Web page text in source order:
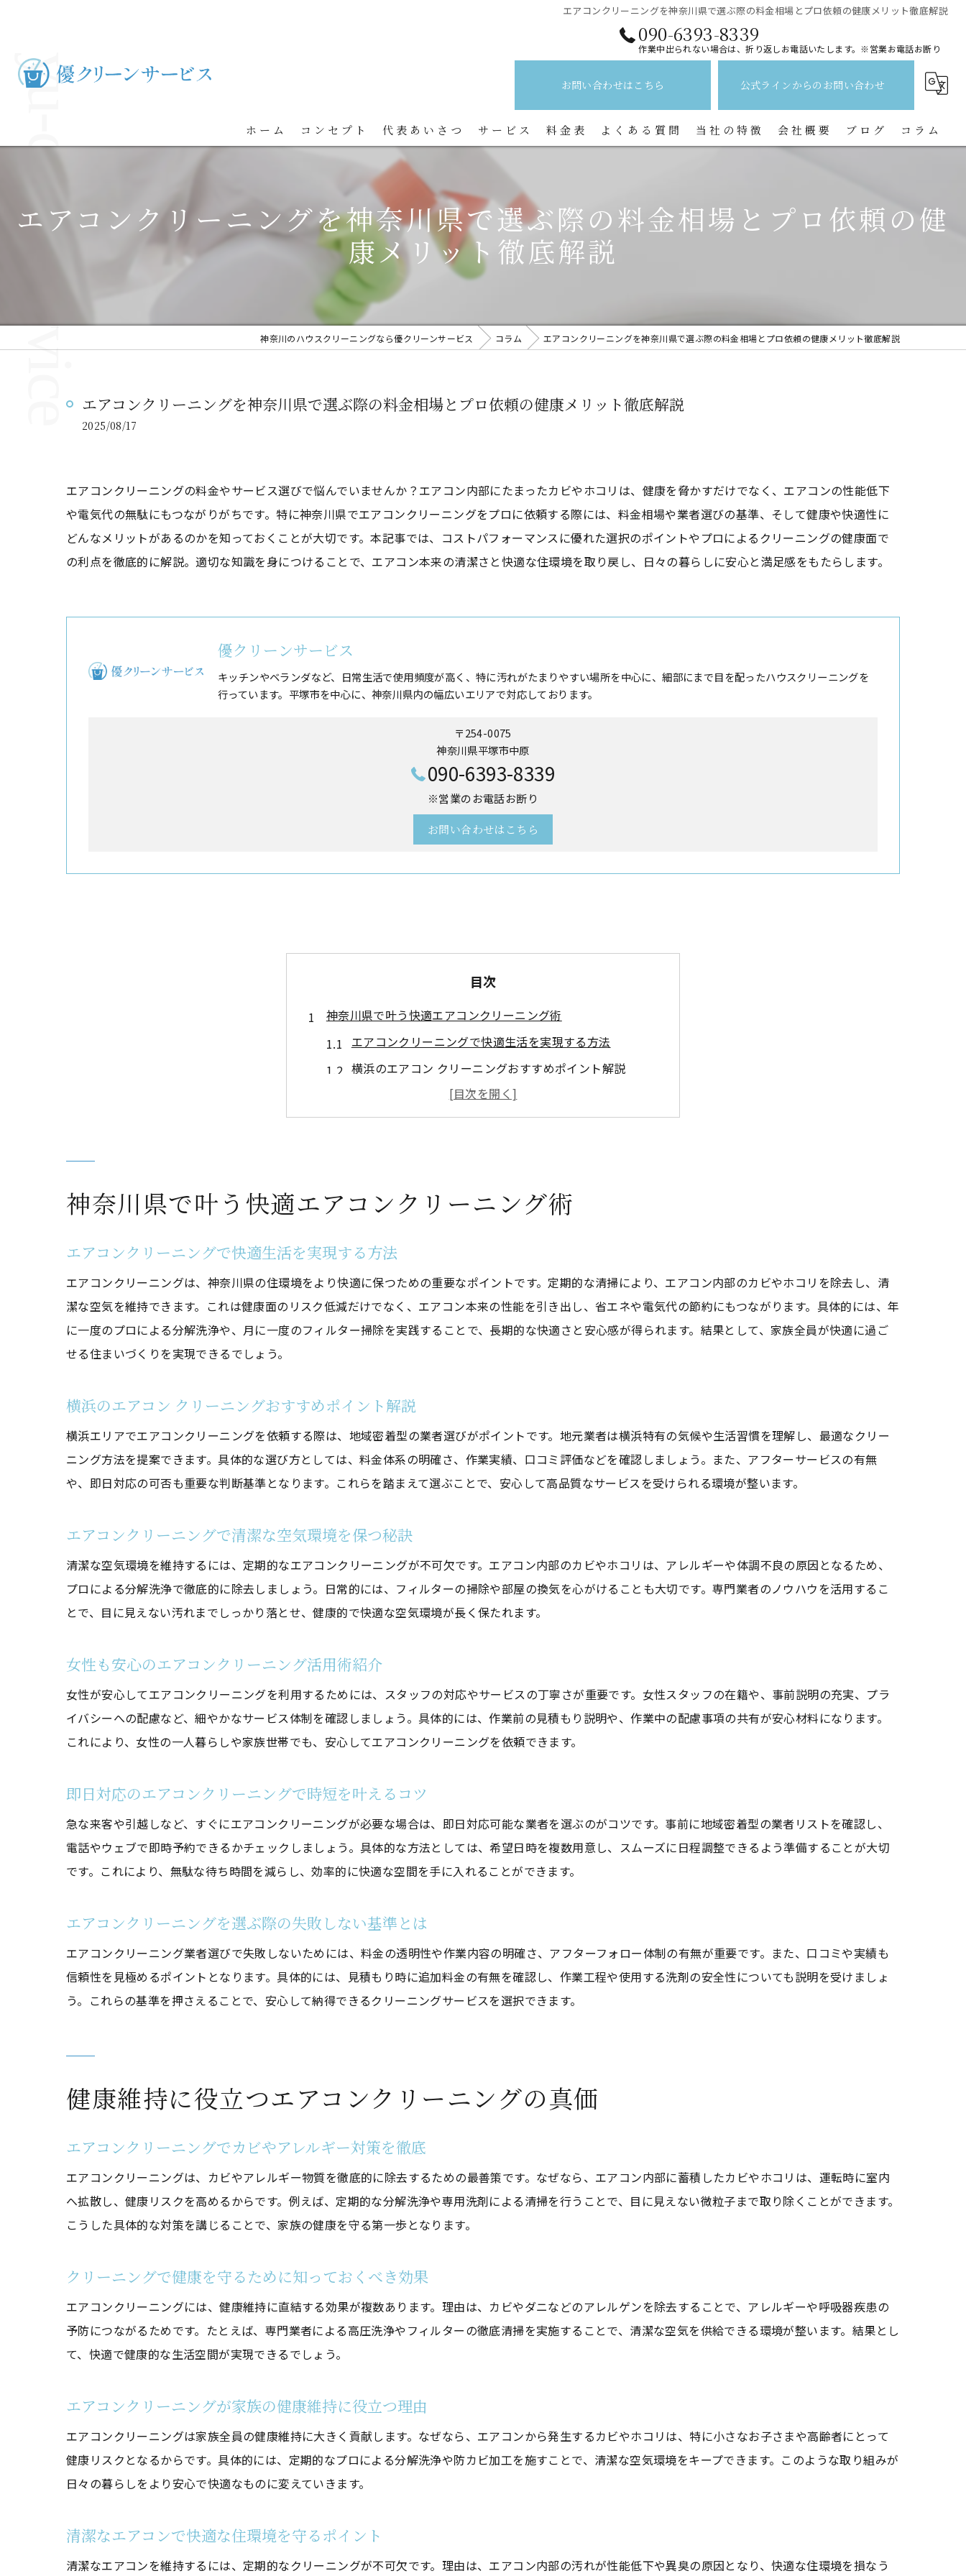
エアコンクリーニングを神奈川県で選ぶ際の料金相場とプロ依頼の健康メリット徹底解説
090-6393-8339
作業中出られない場合は、折り返しお電話いたします。※営業お電話お断り
お問い合わせはこちら 公式ラインからのお問い合わせ
ホーム コンセプト 代表あいさつ サービス 料金表 よくある質問 当社の特徴
水回り
トイレ
会社概要 ブログ コラム
エアコンクリーニングを神奈川県で選ぶ際の料金相場とプロ依頼の健
康メリット徹底解説
神奈川のハウスクリーニングなら優クリーンサービス コラム エアコンクリーニングを神奈川県で選ぶ際の料金相場とプロ依頼の健康メリット徹底解説
エアコンクリーニングを神奈川県で選ぶ際の料金相場とプロ依頼の健康メリット徹底解説
2025/08/17
エアコンクリーニングの料金やサービス選びで悩んでいませんか？エアコン内部にたまったカビやホコリは、健康を脅かすだけでなく、エアコンの性能低下
や電気代の無駄にもつながりがちです。特に神奈川県でエアコンクリーニングをプロに依頼する際には、料金相場や業者選びの基準、そして健康や快適性に
どんなメリットがあるのかを知っておくことが大切です。本記事では、コストパフォーマンスに優れた選択のポイントやプロによるクリーニングの健康面で
の利点を徹底的に解説。適切な知識を身につけることで、エアコン本来の清潔さと快適な住環境を取り戻し、日々の暮らしに安心と満足感をもたらします。
優クリーンサービス
キッチンやベランダなど、日常生活で使用頻度が高く、特に汚れがたまりやすい場所を中心に、細部にまで目を配ったハウスクリーニングを
行っています。平塚市を中心に、神奈川県内の幅広いエリアで対応しております。
〒254-0075
神奈川県平塚市中原
090-6393-8339
※営業のお電話お断り
お問い合わせはこちら
目次
神奈川県で叶う快適エアコンクリーニング術
エアコンクリーニングで快適生活を実現する方法
横浜のエアコン クリーニングおすすめポイント解説
エアコンクリーニングで清潔な空気環境を保つ秘訣
女性も安心のエアコンクリーニング活用術紹介
健康維持に役立つエアコンクリーニングの真価
クリーニングで健康を守るために知っておくべき効果
エアコンクリーニングが家族の健康維持に役立つ理由
清潔なエアコンで快適な住環境を守るポイント
定期的なエアコンクリーニングの健康面メリット
エアコンクリーニングの料金相場と賢い選び方ガイド
エアコン クリーニング横浜安い業者を見極める方法
料金比較でコスパ重視のエアコンクリーニング選択術
エアコンクリーニングの料金目安を知るメリットとは
費用対効果の高いエアコンクリーニング活用法
エアコンクリーニング依頼時のチェックポイント集
エアコンクリーニング依頼時に確認すべき注意点まとめ
信頼できるエアコンクリーニング業者選定の秘訣
プロのエアコンクリーニングで得られる安心感とは
プロによるエアコンクリーニングの安全性を徹底解説
エアコンクリーニング依頼で後悔しないポイント集
清潔な仕上がりを求めるならプロのエアコンクリーニング
女性も安心できるエアコンクリーニングの選び方
女性がエアコンクリーニングを選ぶ際の安心基準
女性スタッフ対応のエアコンクリーニング活用術
口コミで選ぶ女性に優しいエアコンクリーニング
エアコンクリーニングで電気代節約を実現する方法
クリーニングでエアコン効率を最大化するポイント
快適生活を叶えるエアコンクリーニングの実践術
即日対応も可能な神奈川県のクリーニング事情
即日対応エアコンクリーニングの選び方ポイント
急なトラブル時のエアコンクリーニング対処法
神奈川県のエアコンクリーニング最新トレンド
神奈川県で叶う快適エアコンクリーニング術
エアコンクリーニングで快適生活を実現する方法
エアコンクリーニングは、神奈川県の住環境をより快適に保つための重要なポイントです。定期的な清掃により、エアコン内部のカビやホコリを除去し、清
潔な空気を維持できます。これは健康面のリスク低減だけでなく、エアコン本来の性能を引き出し、省エネや電気代の節約にもつながります。具体的には、年
に一度のプロによる分解洗浄や、月に一度のフィルター掃除を実践することで、長期的な快適さと安心感が得られます。結果として、家族全員が快適に過ご
せる住まいづくりを実現できるでしょう。
横浜のエアコン クリーニングおすすめポイント解説
横浜エリアでエアコンクリーニングを依頼する際は、地域密着型の業者選びがポイントです。地元業者は横浜特有の気候や生活習慣を理解し、最適なクリー
ニング方法を提案できます。具体的な選び方としては、料金体系の明確さ、作業実績、口コミ評価などを確認しましょう。また、アフターサービスの有無
や、即日対応の可否も重要な判断基準となります。これらを踏まえて選ぶことで、安心して高品質なサービスを受けられる環境が整います。
エアコンクリーニングで清潔な空気環境を保つ秘訣
清潔な空気環境を維持するには、定期的なエアコンクリーニングが不可欠です。エアコン内部のカビやホコリは、アレルギーや体調不良の原因となるため、
プロによる分解洗浄で徹底的に除去しましょう。日常的には、フィルターの掃除や部屋の換気を心がけることも大切です。専門業者のノウハウを活用するこ
とで、目に見えない汚れまでしっかり落とせ、健康的で快適な空気環境が長く保たれます。
女性も安心のエアコンクリーニング活用術紹介
女性が安心してエアコンクリーニングを利用するためには、スタッフの対応やサービスの丁寧さが重要です。女性スタッフの在籍や、事前説明の充実、プラ
イバシーへの配慮など、細やかなサービス体制を確認しましょう。具体的には、作業前の見積もり説明や、作業中の配慮事項の共有が安心材料になります。
これにより、女性の一人暮らしや家族世帯でも、安心してエアコンクリーニングを依頼できます。
即日対応のエアコンクリーニングで時短を叶えるコツ
急な来客や引越しなど、すぐにエアコンクリーニングが必要な場合は、即日対応可能な業者を選ぶのがコツです。事前に地域密着型の業者リストを確認し、
電話やウェブで即時予約できるかチェックしましょう。具体的な方法としては、希望日時を複数用意し、スムーズに日程調整できるよう準備することが大切
です。これにより、無駄な待ち時間を減らし、効率的に快適な空間を手に入れることができます。
エアコンクリーニングを選ぶ際の失敗しない基準とは
エアコンクリーニング業者選びで失敗しないためには、料金の透明性や作業内容の明確さ、アフターフォロー体制の有無が重要です。また、口コミや実績も
信頼性を見極めるポイントとなります。具体的には、見積もり時に追加料金の有無を確認し、作業工程や使用する洗剤の安全性についても説明を受けましょ
う。これらの基準を押さえることで、安心して納得できるクリーニングサービスを選択できます。
健康維持に役立つエアコンクリーニングの真価
エアコンクリーニングでカビやアレルギー対策を徹底
エアコンクリーニングは、カビやアレルギー物質を徹底的に除去するための最善策です。なぜなら、エアコン内部に蓄積したカビやホコリは、運転時に室内
へ拡散し、健康リスクを高めるからです。例えば、定期的な分解洗浄や専用洗剤による清掃を行うことで、目に見えない微粒子まで取り除くことができます。
こうした具体的な対策を講じることで、家族の健康を守る第一歩となります。
クリーニングで健康を守るために知っておくべき効果
エアコンクリーニングには、健康維持に直結する効果が複数あります。理由は、カビやダニなどのアレルゲンを除去することで、アレルギーや呼吸器疾患の
予防につながるためです。たとえば、専門業者による高圧洗浄やフィルターの徹底清掃を実施することで、清潔な空気を供給できる環境が整います。結果とし
て、快適で健康的な生活空間が実現できるでしょう。
エアコンクリーニングが家族の健康維持に役立つ理由
エアコンクリーニングは家族全員の健康維持に大きく貢献します。なぜなら、エアコンから発生するカビやホコリは、特に小さなお子さまや高齢者にとって
健康リスクとなるからです。具体的には、定期的なプロによる分解洗浄や防カビ加工を施すことで、清潔な空気環境をキープできます。このような取り組みが
日々の暮らしをより安心で快適なものに変えていきます。
清潔なエアコンで快適な住環境を守るポイント
清潔なエアコンを維持するには、定期的なクリーニングが不可欠です。理由は、エアコン内部の汚れが性能低下や異臭の原因となり、快適な住環境を損なう